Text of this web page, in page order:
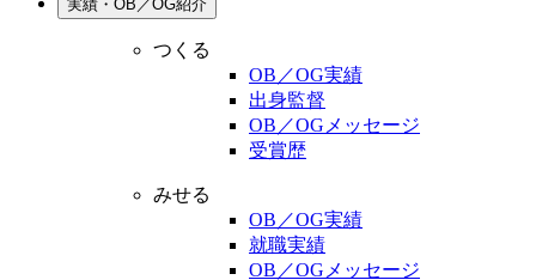
実績・OB／OG紹介
つくる
OB／OG実績
出身監督
OB／OGメッセージ
受賞歴
みせる
OB／OG実績
就職実績
OB／OGメッセージ